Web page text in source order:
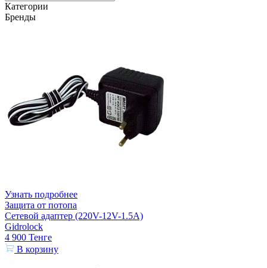
Категории
Бренды
Узнать подробнее
Защита от потопа
Сетевой адаптер (220V-12V-1.5A)
Gidrolock
4 900 Тенге
В корзину